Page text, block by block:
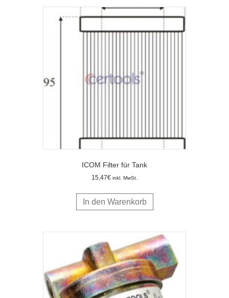
ICOM Filter für Tank
15,47€ inkl. MwSt.
In den Warenkorb